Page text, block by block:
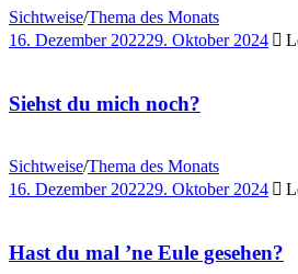
Sichtweise/Thema des Monats
16. Dezember 202229. Oktober 2024
Siehst du mich noch?
Sichtweise/Thema des Monats
16. Dezember 202229. Oktober 2024
Hast du mal ’ne Eule gesehen?